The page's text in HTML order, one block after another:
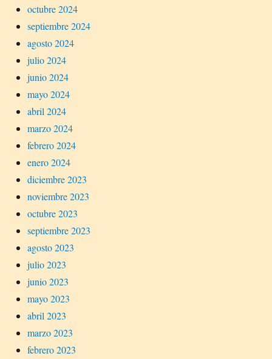
octubre 2024
septiembre 2024
agosto 2024
julio 2024
junio 2024
mayo 2024
abril 2024
marzo 2024
febrero 2024
enero 2024
diciembre 2023
noviembre 2023
octubre 2023
septiembre 2023
agosto 2023
julio 2023
junio 2023
mayo 2023
abril 2023
marzo 2023
febrero 2023